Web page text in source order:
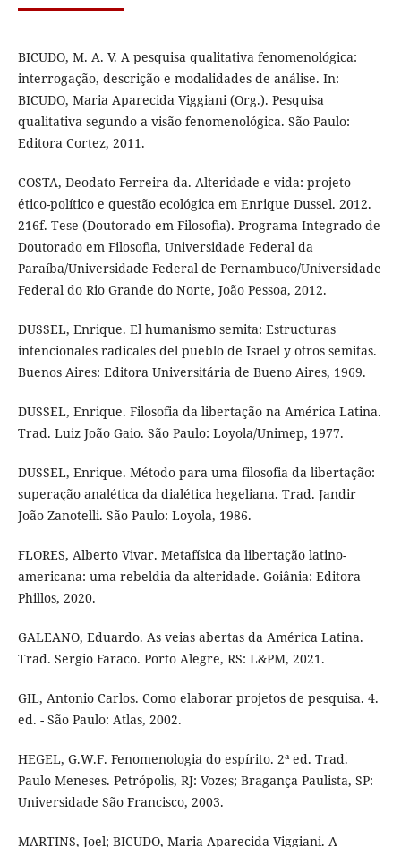
BICUDO, M. A. V. A pesquisa qualitativa fenomenológica:
interrogação, descrição e modalidades de análise. In:
BICUDO, Maria Aparecida Viggiani (Org.). Pesquisa
qualitativa segundo a visão fenomenológica. São Paulo:
Editora Cortez, 2011.
COSTA, Deodato Ferreira da. Alteridade e vida: projeto
ético-político e questão ecológica em Enrique Dussel. 2012.
216f. Tese (Doutorado em Filosofia). Programa Integrado de
Doutorado em Filosofia, Universidade Federal da
Paraíba/Universidade Federal de Pernambuco/Universidade
Federal do Rio Grande do Norte, João Pessoa, 2012.
DUSSEL, Enrique. El humanismo semita: Estructuras
intencionales radicales del pueblo de Israel y otros semitas.
Buenos Aires: Editora Universitária de Bueno Aires, 1969.
DUSSEL, Enrique. Filosofia da libertação na América Latina.
Trad. Luiz João Gaio. São Paulo: Loyola/Unimep, 1977.
DUSSEL, Enrique. Método para uma filosofia da libertação:
superação analética da dialética hegeliana. Trad. Jandir
João Zanotelli. São Paulo: Loyola, 1986.
FLORES, Alberto Vivar. Metafísica da libertação latino-
americana: uma rebeldia da alteridade. Goiânia: Editora
Phillos, 2020.
GALEANO, Eduardo. As veias abertas da América Latina.
Trad. Sergio Faraco. Porto Alegre, RS: L&PM, 2021.
GIL, Antonio Carlos. Como elaborar projetos de pesquisa. 4.
ed. - São Paulo: Atlas, 2002.
HEGEL, G.W.F. Fenomenologia do espírito. 2ª ed. Trad.
Paulo Meneses. Petrópolis, RJ: Vozes; Bragança Paulista, SP:
Universidade São Francisco, 2003.
MARTINS, Joel; BICUDO, Maria Aparecida Viggiani. A